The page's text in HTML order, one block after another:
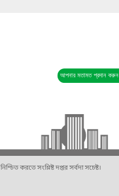
আপনার মতামত প্রদান করুন
করতে সংশ্লিষ্ট দপ্তর সর্বদা সচেষ্ট।